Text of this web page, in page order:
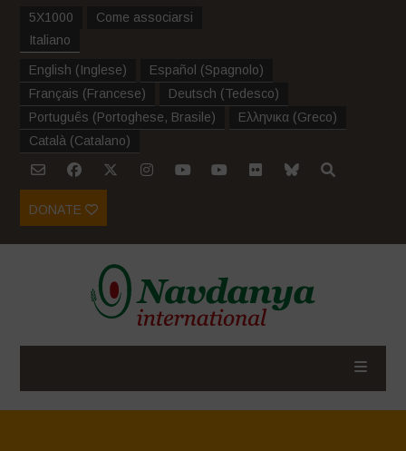
5X1000
Come associarsi
Italiano
English (Inglese) Español (Spagnolo)
Français (Francese) Deutsch (Tedesco)
Português (Portoghese, Brasile) Ελληνικα (Greco)
Català (Catalano)
DONATE